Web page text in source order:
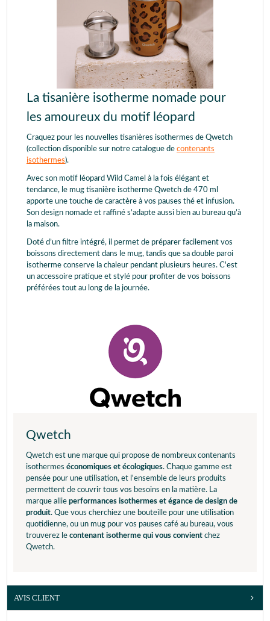
La tisanière isotherme nomade pour
les amoureux du motif léopard
Craquez pour les nouvelles tisanières isothermes de Qwetch
(collection disponible sur notre catalogue de contenants
isothermes).
Avec son motif léopard Wild Camel à la fois élégant et
tendance, le mug tisanière isotherme Qwetch de 470 ml
apporte une touche de caractère à vos pauses thé et infusion.
Son design nomade et raffiné s’adapte aussi bien au bureau qu’à
la maison.
Doté d’un filtre intégré, il permet de préparer facilement vos
boissons directement dans le mug, tandis que sa double paroi
isotherme conserve la chaleur pendant plusieurs heures. C'est
un accessoire pratique et stylé pour profiter de vos boissons
préférées tout au long de la journée.
Qwetch
Qwetch est une marque qui propose de nombreux contenants
isothermes économiques et écologiques. Chaque gamme est
pensée pour une utilisation, et l'ensemble de leurs produits
permettent de couvrir tous vos besoins en la matière. La
marque allie performances isothermes et égance de design de
produit. Que vous cherchiez une bouteille pour une utilisation
quotidienne, ou un mug pour vos pauses café au bureau, vous
trouverez le contenant isotherme qui vous convient chez
Qwetch.
AVIS CLIENT